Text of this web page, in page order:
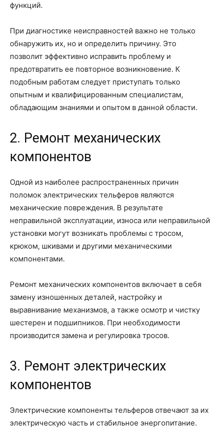
функций.
При диагностике неисправностей важно не только
обнаружить их, но и определить причину. Это
позволит эффективно исправить проблему и
предотвратить ее повторное возникновение. К
подобным работам следует приступать только
опытным и квалифицированным специалистам,
обладающим знаниями и опытом в данной области.
2. Ремонт механических
компонентов
Одной из наиболее распространенных причин
поломок электрических тельферов являются
механические повреждения. В результате
неправильной эксплуатации, износа или неправильной
установки могут возникать проблемы с тросом,
крюком, шкивами и другими механическими
компонентами.
Ремонт механических компонентов включает в себя
замену изношенных деталей, настройку и
выравнивание механизмов, а также осмотр и чистку
шестерен и подшипников. При необходимости
производится замена и регулировка тросов.
3. Ремонт электрических
компонентов
Электрические компоненты тельферов отвечают за их
электрическую часть и стабильное энергопитание.